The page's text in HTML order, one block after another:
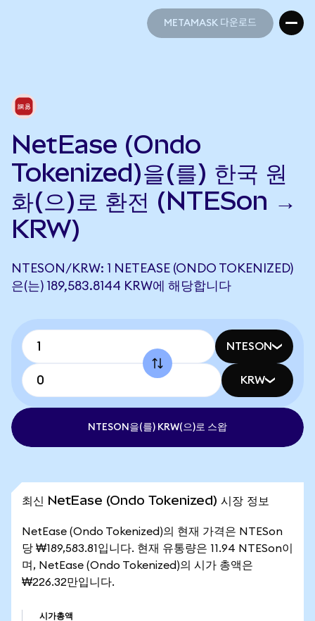
METAMASK 다운로드
NetEase (Ondo
Tokenized)을(를) 한국 원
화(으)로 환전 (NTESon →
KRW)
NTESON/KRW: 1 NETEASE (ONDO TOKENIZED)
은(는) 189,583.8144 KRW에 해당합니다
NTESON
KRW
NTESON을(를) KRW(으)로 스왑
최신 NetEase (Ondo Tokenized) 시장 정보
NetEase (Ondo Tokenized)의 현재 가격은 NTESon
당 ₩189,583.81입니다. 현재 유통량은 11.94 NTESon이
며, NetEase (Ondo Tokenized)의 시가 총액은
₩226.32만입니다.
시가총액